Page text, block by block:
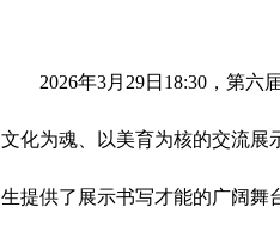
2026年3月29日18:30，第
文化为魂、以美育为核的交流展
生提供了展示书写才能的广阔舞